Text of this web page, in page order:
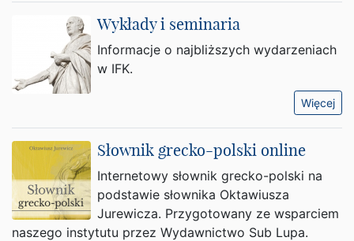
Wykłady i seminaria
Informacje o najbliższych wydarzeniach
w IFK.
Więcej
Słownik grecko-polski online
Internetowy słownik grecko-polski na
podstawie słownika Oktawiusza
Jurewicza. Przygotowany ze wsparciem
naszego instytutu przez Wydawnictwo Sub Lupa.